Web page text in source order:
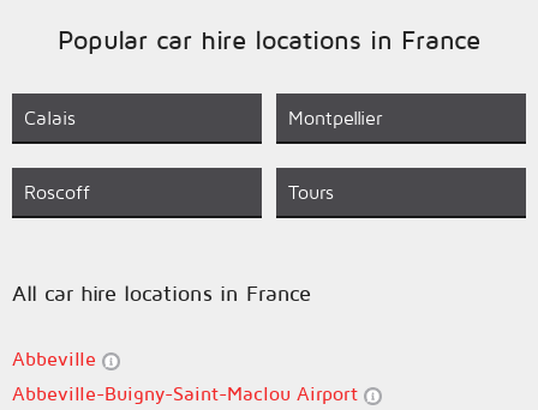
Popular car hire locations in France
Calais Montpellier
Roscoff Tours
All car hire locations in France
Abbeville
Abbeville-Buigny-Saint-Maclou Airport